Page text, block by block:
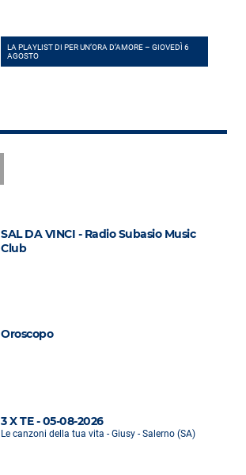
LA PLAYLIST DI PER UN’ORA D’AMORE – GIOVEDÌ 6
AGOSTO
SAL DA VINCI - Radio Subasio Music
Club
Oroscopo
3 X TE - 05-08-2026
Le canzoni della tua vita - Giusy - Salerno (SA)